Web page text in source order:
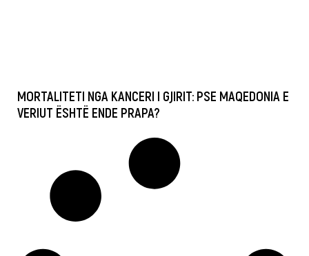
MORTALITETI NGA KANCERI I GJIRIT: PSE MAQEDONIA E
VERIUT ËSHTË ENDE PRAPA?